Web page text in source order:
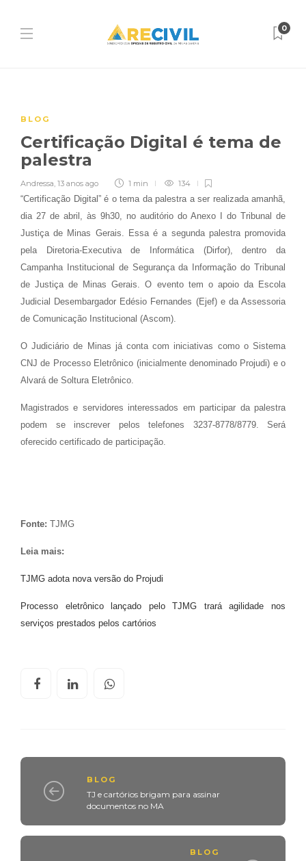
0
BLOG
Certificação Digital é tema de
palestra
Andressa, 13 anos ago 1 min 134
“Certificação Digital” é o tema da palestra a ser realizada amanhã,
dia 27 de abril, às 9h30, no auditório do Anexo I do Tribunal de
Justiça de Minas Gerais. Essa é a segunda palestra promovida
pela Diretoria-Executiva de Informática (Dirfor), dentro da
Campanha Institucional de Segurança da Informação do Tribunal
de Justiça de Minas Gerais. O evento tem o apoio da Escola
Judicial Desembargador Edésio Fernandes (Ejef) e da Assessoria
de Comunicação Institucional (Ascom).
O Judiciário de Minas já conta com iniciativas como o Sistema
CNJ de Processo Eletrônico (inicialmente denominado Projudi) e o
Alvará de Soltura Eletrônico.
Magistrados e servidores interessados em participar da palestra
podem se inscrever pelos telefones 3237-8778/8779. Será
oferecido certificado de participação.
Fonte: TJMG
Leia mais:
TJMG adota nova versão do Projudi
Processo eletrônico lançado pelo TJMG trará agilidade nos
serviços prestados pelos cartórios
BLOG
TJ e cartórios brigam para assinar
documentos no MA
BLOG